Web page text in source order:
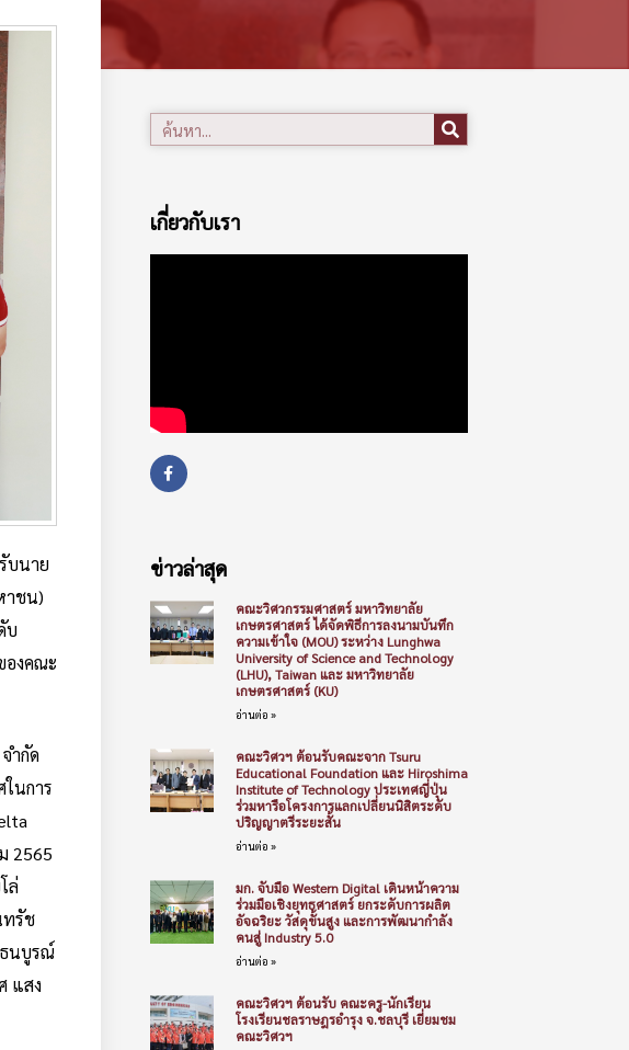
บนาย
าชน)
บ
องคณะ
ำกัด
นการ
2565
ล่
ทรัช
นบูรณ์
แสง
เกี่ยวกับเรา
ข่าวล่าสุด
คณะวิศวกรรมศาสตร์ มหาวิทยาลัย
เกษตรศาสตร์ ได้จัดพิธีการลงนามบันทึก
ความเข้าใจ (MOU) ระหว่าง Lunghwa
University of Science and Technology
(LHU), Taiwan และ มหาวิทยาลัย
เกษตรศาสตร์ (KU)
อ่านต่อ »
คณะวิศวฯ ต้อนรับคณะจาก Tsuru
Educational Foundation และ Hiroshima
Institute of Technology ประเทศญี่ปุ่น
ร่วมหารือโครงการแลกเปลี่ยนนิสิตระดับ
ปริญญาตรีระยะสั้น
อ่านต่อ »
มก. จับมือ Western Digital เดินหน้าความ
ร่วมมือเชิงยุทธศาสตร์ ยกระดับการผลิต
อัจฉริยะ วัสดุขั้นสูง และการพัฒนากำลัง
คนสู่ Industry 5.0
อ่านต่อ »
คณะวิศวฯ ต้อนรับ คณะครู-นักเรียน
โรงเรียนชลราษฎรอำรุง จ.ชลบุรี เยี่ยมชม
คณะวิศวฯ